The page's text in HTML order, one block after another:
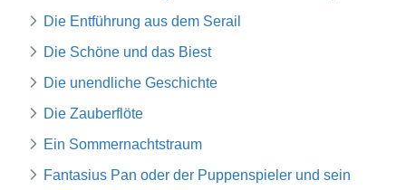
Die Entführung aus dem Serail
Die Schöne und das Biest
Die unendliche Geschichte
Die Zauberflöte
Ein Sommernachtstraum
Fantasius Pan oder der Puppenspieler und sein